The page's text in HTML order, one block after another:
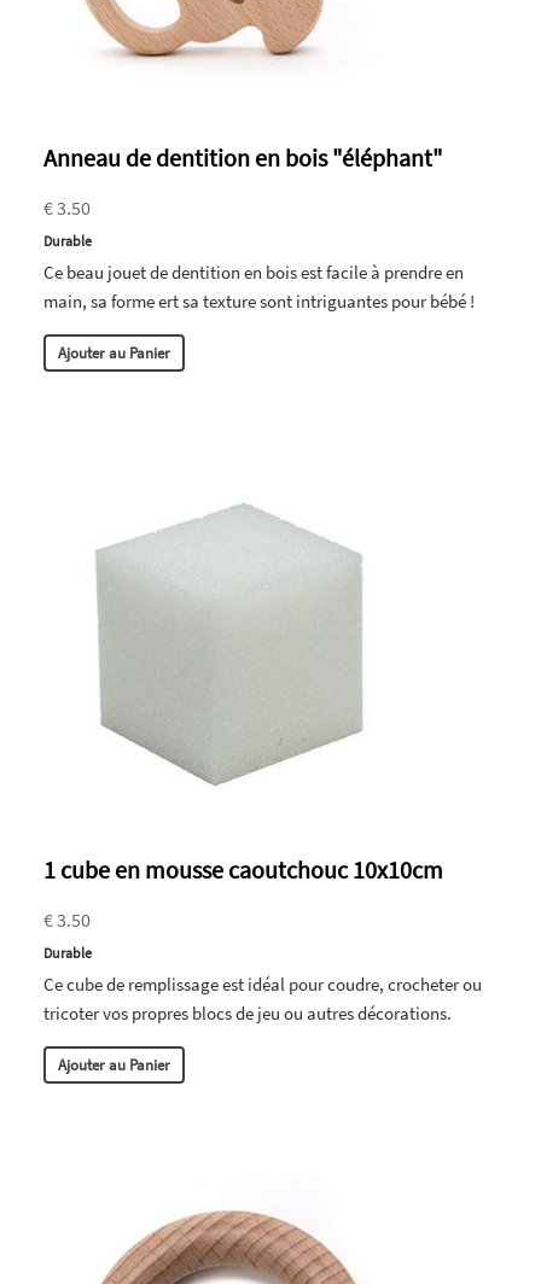
Anneau de dentition en bois "éléphant"
€ 3.50
Durable
Ce beau jouet de dentition en bois est facile à prendre en
main, sa forme ert sa texture sont intriguantes pour bébé !
Ajouter au Panier
1 cube en mousse caoutchouc 10x10cm
€ 3.50
Durable
Ce cube de remplissage est idéal pour coudre, crocheter ou
tricoter vos propres blocs de jeu ou autres décorations.
Ajouter au Panier